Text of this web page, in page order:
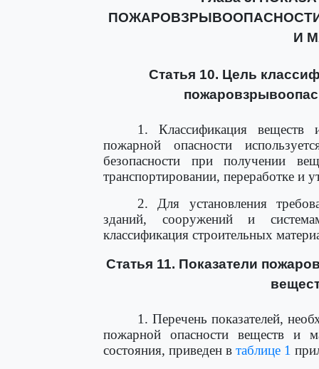
И
Статья 10. Цель
1. Классификация веществ
пожарной опасности
безопасности при получении
транспортировании, переработке и
2. Для установления
зданий, сооружений и
классификация строительных
Статья 11. Показатели
1. Перечень показателей,
пожарной опасности веществ и
состояния, приведен в таблице 1